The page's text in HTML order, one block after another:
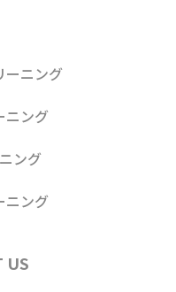
ーニング
ニング
ング
ニング
US